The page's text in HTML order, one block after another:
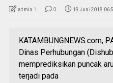
admin 1 0 19 Juni 2018
KATAMBUNGNEWS.com,
Dinas Perhubungan
memprediksikan puncak
terjadi pada